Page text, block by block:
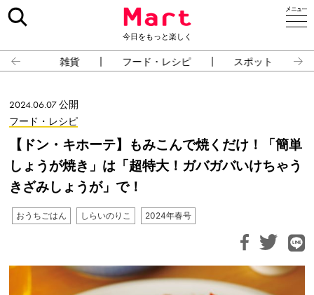
今日をもっと楽しく
雑貨 フード・レシピ スポット
2024.06.07 公開
フード・レシピ
【ドン・キホーテ】もみこんで焼くだけ！「簡単
しょうが焼き」は「超特大！ガバガバいけちゃう
きざみしょうが」で！
おうちごはん しらいのりこ 2024年春号